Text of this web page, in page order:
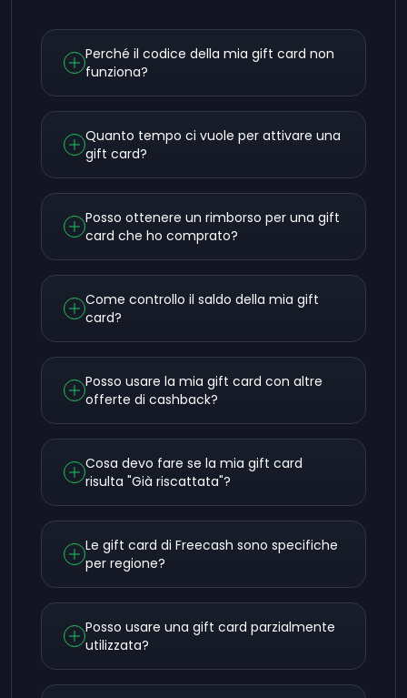
Perché il codice della mia gift card non
funziona?
Quanto tempo ci vuole per attivare una
gift card?
Posso ottenere un rimborso per una gift
card che ho comprato?
Come controllo il saldo della mia gift
card?
Posso usare la mia gift card con altre
offerte di cashback?
Cosa devo fare se la mia gift card
risulta "Già riscattata"?
Le gift card di Freecash sono specifiche
per regione?
Posso usare una gift card parzialmente
utilizzata?